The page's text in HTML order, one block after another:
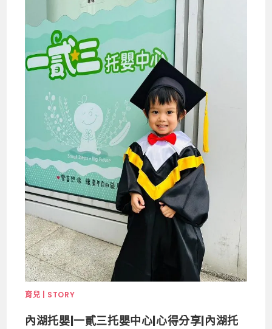
育兒 | STORY
內湖托嬰|一貳三托嬰中心|心得分享|內湖托